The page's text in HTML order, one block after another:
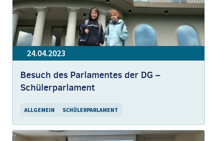
24.04.2023
Besuch des Parlamentes der DG –
Schülerparlament
ALLGEMEIN SCHÜLERPARLAMENT